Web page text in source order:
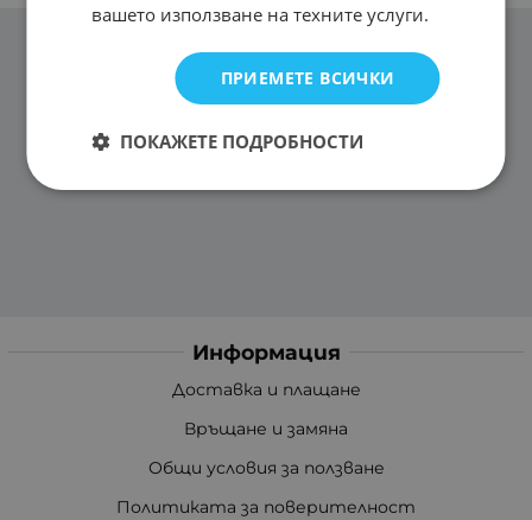
Информация
Доставка и плащане
Връщане и замяна
Общи условия за ползване
Политиката за поверителност
вашето използване на техните услуги.
ПРИЕМЕТЕ ВСИЧКИ
ПОКАЖЕТЕ ПОДРОБНОСТИ